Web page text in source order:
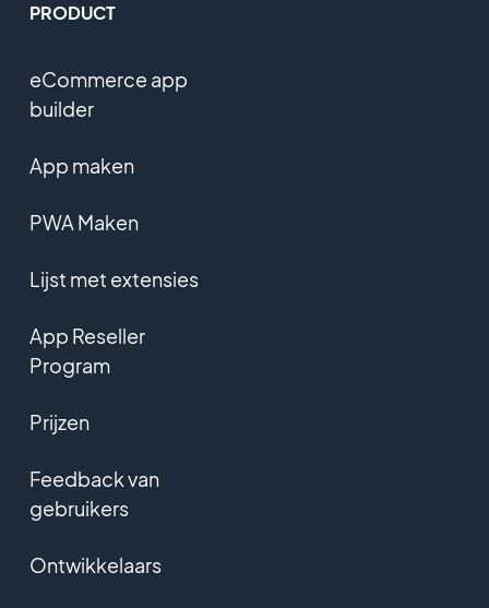
PRODUCT
eCommerce app
builder
App maken
PWA Maken
Lijst met extensies
App Reseller
Program
Prijzen
Feedback van
gebruikers
Ontwikkelaars